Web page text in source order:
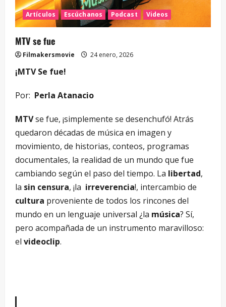
Artículos Escúchanos Podcast Videos
MTV se fue
Filmakersmovie 24 enero, 2026
¡MTV Se fue!
Por: Perla Atanacio
MTVse fue, ¡simplemente se desenchufó! Atrás
quedaron décadas de música en imagen y
movimiento, de historias, conteos, programas
documentales, la realidad de un mundo que fue
cambiando según el paso del tiempo. La libertad,
la sin censura, ¡la irreverencia!, intercambio de
cultura proveniente de todos los rincones del
mundo en un lenguaje universal ¿la música? Sí,
pero acompañada de un instrumento maravilloso:
el videoclip.